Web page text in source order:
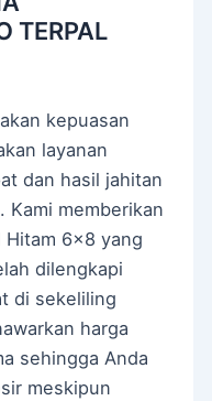
TERPAL
kepuasan
layanan
dan hasil jahitan
Kami memberikan
Hitam 6×8 yang
dilengkapi
di sekeliling
harga
sehingga Anda
meskipun